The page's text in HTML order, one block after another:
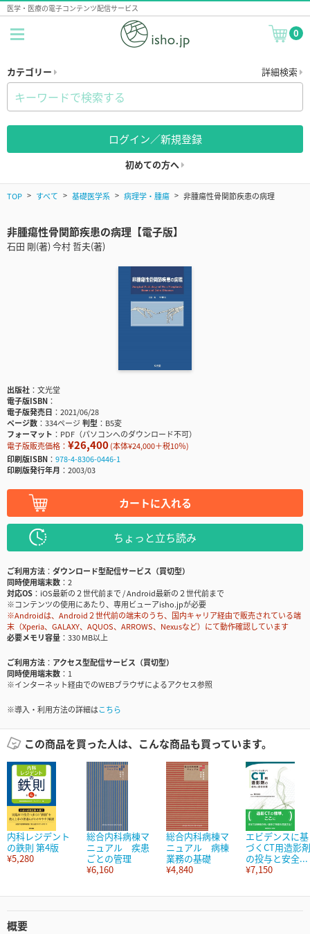
医学・医療の電子コンテンツ配信サービス
0
カテゴリー 詳細検索
ログイン／新規登録
初めての方へ
TOP すべて 基礎医学系 病理学・腫瘍 非腫瘍性骨関節疾患の病理
非腫瘍性骨関節疾患の病理【電子版】
石田 剛(著) 今村 哲夫(著)
出版社
文光堂
電子版ISBN
電子版発売日
2021/06/28
ページ数
334ページ判型
B5変
フォーマット
PDF（パソコンへのダウンロード不可）
電子版販売価格： ¥26,400(本体¥24,000＋税10％)
印刷版ISBN
978-4-8306-0446-1
印刷版発行年月
2003/03
カートに入れる
ちょっと立ち読み
ご利用方法
ダウンロード型配信サービス（買切型）
同時使用端末数
2
対応OS
iOS最新の２世代前まで / Android最新の２世代前まで
※コンテンツの使用にあたり、専用ビューアisho.jpが必要
※Androidは、Android２世代前の端末のうち、国内キャリア経由で販売されている端
末（Xperia、GALAXY、AQUOS、ARROWS、Nexusなど）にて動作確認しています
必要メモリ容量
330 MB以上
ご利用方法
アクセス型配信サービス（買切型）
同時使用端末数
1
※インターネット経由でのWEBブラウザによるアクセス参照
※導入・利用方法の詳細はこちら
この商品を買った人は、こんな商品も買っています。
内科レジデント
の鉄則 第4版
¥5,280
総合内科病棟マ
ニュアル 疾患
ごとの管理
¥6,160
総合内科病棟マ
ニュアル 病棟
業務の基礎
¥4,840
エビデンスに基
づくCT用造影剤
の投与と安全...
¥7,150
概要